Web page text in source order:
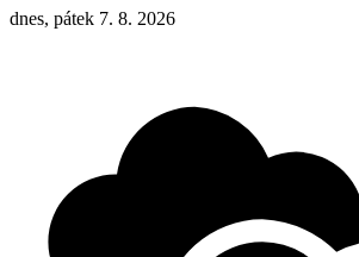
dnes, pátek 7. 8. 2026